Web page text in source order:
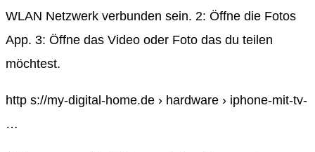
WLAN Netzwerk verbunden sein. 2: Öffne die Fotos
App. 3: Öffne das Video oder Foto das du teilen
möchtest.
http s://my-digital-home.de › hardware › iphone-mit-tv-
…